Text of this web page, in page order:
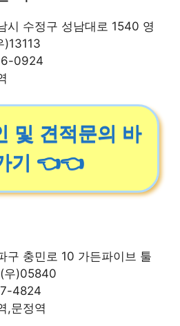
시 수정구 성남대로 1540 영
)13113
0924
및 견적문의 바
기 👈👈
구 충민로 10 가든파이브 툴
우)05840
4824
,문정역